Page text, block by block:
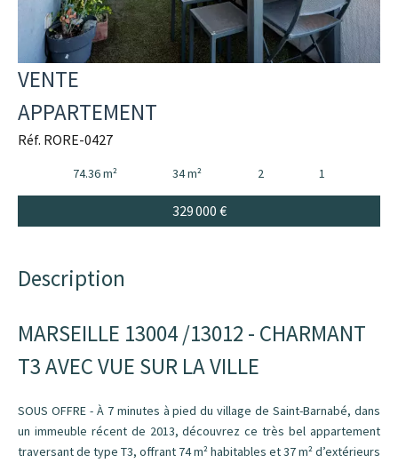
VENTE
APPARTEMENT
Réf. RORE-0427
74.36 m² 34 m² 2 1
329 000 €
Description
MARSEILLE 13004 /13012 - CHARMANT
T3 AVEC VUE SUR LA VILLE
SOUS OFFRE - À 7 minutes à pied du village de Saint-Barnabé, dans
un immeuble récent de 2013, découvrez ce très bel appartement
traversant de type T3, offrant 74 m² habitables et 37 m² d’extérieurs